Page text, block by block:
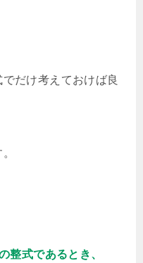
だけ考えておけば良
整式であるとき、